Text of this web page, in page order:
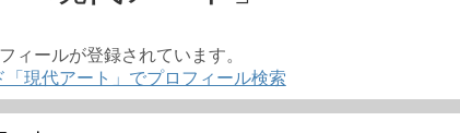
ィールが登録されています。
「現代アート」でプロフィール検索